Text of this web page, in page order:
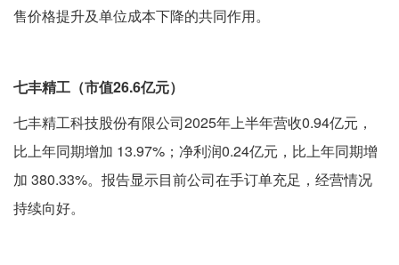
售价格提升及单位成本下降的共同作用。
七丰精工（市值26.6亿元）
七丰精工科技股份有限公司2025年上半年营收0.94亿元，
比上年同期增加 13.97%；净利润0.24亿元，比上年同期增
加 380.33%。报告显示目前公司在手订单充足，经营情况
持续向好。